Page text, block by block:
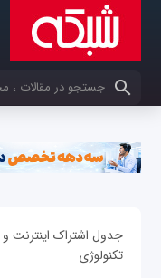
کلمات کلیدی خود را
جدول اشتراک اینترنت
تکنولوژی